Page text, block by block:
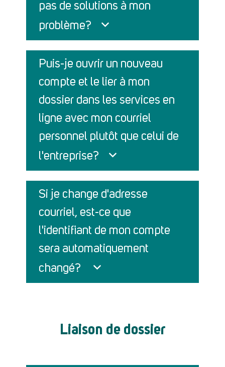
pas de solutions à mon
problème?
Puis-je ouvrir un nouveau
compte et le lier à mon
dossier dans les services en
ligne avec mon courriel
personnel plutôt que celui de
l'entreprise?
Si je change d'adresse
courriel, est-ce que
l'identifiant de mon compte
sera automatiquement
changé?
Liaison de dossier